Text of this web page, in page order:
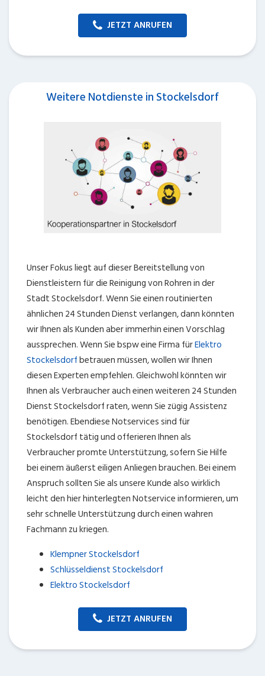
JETZT ANRUFEN
Weitere Notdienste in Stockelsdorf
Unser Fokus liegt auf dieser Bereitstellung von
Dienstleistern für die Reinigung von Rohren in der
Stadt Stockelsdorf. Wenn Sie einen routinierten
ähnlichen 24 Stunden Dienst verlangen, dann könnten
wir Ihnen als Kunden aber immerhin einen Vorschlag
aussprechen. Wenn Sie bspw eine Firma fürElektro
Stockelsdorfbetrauen müssen, wollen wir Ihnen
diesen Experten empfehlen. Gleichwohl könnten wir
Ihnen als Verbraucher auch einen weiteren 24 Stunden
Dienst Stockelsdorf raten, wenn Sie zügig Assistenz
benötigen. Ebendiese Notservices sind für
Stockelsdorf tätig und offerieren Ihnen als
Verbraucher promte Unterstützung, sofern Sie Hilfe
bei einem äußerst eiligen Anliegen brauchen. Bei einem
Anspruch sollten Sie als unsere Kunde also wirklich
leicht den hier hinterlegten Notservice informieren, um
sehr schnelle Unterstützung durch einen wahren
Fachmann zu kriegen.
Klempner Stockelsdorf
Schlüsseldienst Stockelsdorf
Elektro Stockelsdorf
JETZT ANRUFEN